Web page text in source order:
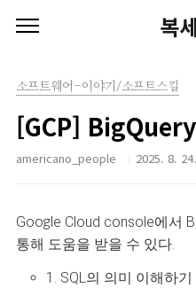
복
소프트웨어-이야기/소프트스킬
[GCP]
americano_people 2025. 8.
Google Cloud console에서
통해 도움을 받을 수 있다.
1. SQL의 의미 이해하기